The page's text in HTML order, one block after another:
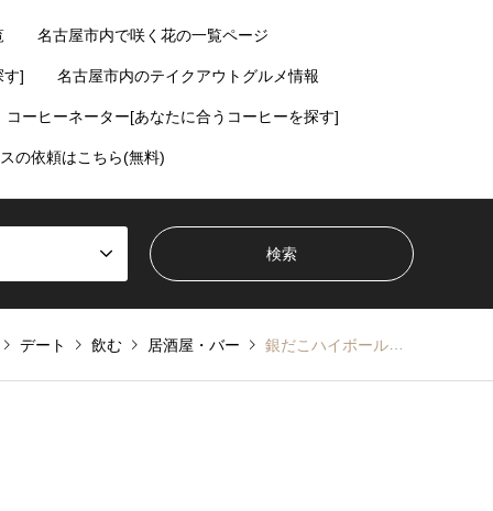
名古屋市内で咲く花の一覧ページ
す] 名古屋市内のテイクアウトグルメ情報
コーヒーネーター[あなたに合うコーヒーを探す]
の依頼はこちら(無料)
デート 飲む 居酒屋・バー 銀だこハイボール酒場が名古屋駅西にオープン【たこ焼き居酒屋】